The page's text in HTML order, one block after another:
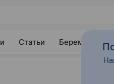
Статьи Беременность